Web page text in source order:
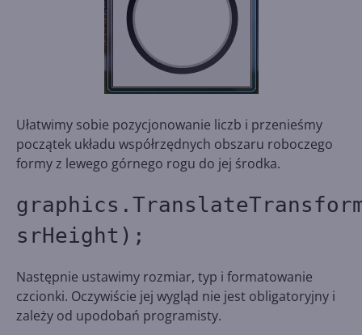
Ułatwimy sobie pozycjonowanie liczb i przenieśmy
początek układu współrzędnych obszaru roboczego
formy z lewego górnego rogu do jej środka.
srHeight);
Następnie ustawimy rozmiar, typ i formatowanie
czcionki. Oczywiście jej wygląd nie jest obligatoryjny i
zależy od upodobań programisty.